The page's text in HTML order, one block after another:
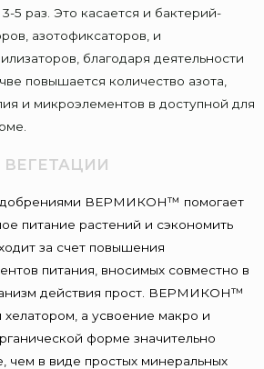
3-5 раз. Это касается и бактерий-
азотофиксаторов, и
благодаря деятельности
повышается количество азота,
и микроэлементов в доступной для
ВЕРМИКОН™ помогает
питание растений и сэкономить
за счет повышения
питания, вносимых совместно в
действия прост. ВЕРМИКОН™
а усвоение макро и
форме значительно
чем в виде простых минеральных